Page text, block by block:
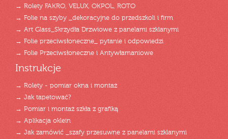
→ Rolety FAKRO, VELUX, OKPOL, ROTO
→ Folie na szyby _dekoracyjne do przedszkoli i firm
→ Art Glass_Skrzydła Drzwiowe z panelami szklanymi
→ Folie przeciwsłoneczne_ pytanie i odpowiedzi
→ Folie Przeciwsłoneczne i Antywłamaniowe
Instrukcje
→ Rolety - pomiar okna i montaż
→ Jak tapetować?
→ Pomiar i montaż szkła z grafiką
→ Aplikacja oklein
→ Jak zamówić _szafy przesuwne z panelami szklanymi